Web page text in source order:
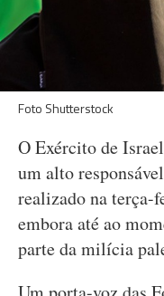
Foto Shutterstock
O Exército de
um alto
realizado na terça-
embora até ao
parte da milícia